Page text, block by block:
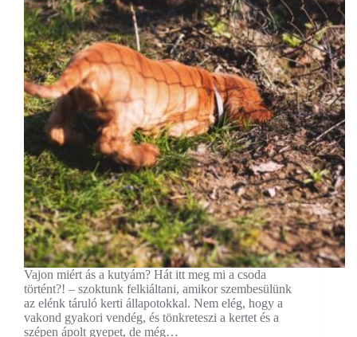
Vajon miért ás a kutyám? Hát itt meg mi a csoda
történt?! – szoktunk felkiáltani, amikor szembesülünk
az elénk táruló kerti állapotokkal. Nem elég, hogy a
vakond gyakori vendég, és tönkreteszi a kertet és a
szépen ápolt gyepet, de még…